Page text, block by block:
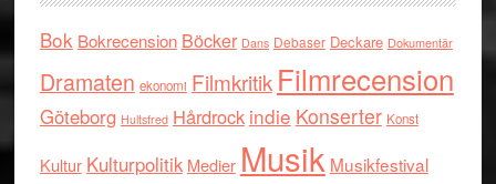
Bok Bokrecension Böcker Dans Debaser Deckare Dokumentär
Dramaten ekonomi Filmkritik Filmrecension
Göteborg Hultsfred Hårdrock indie Konserter Konst
Kultur Kulturpolitik Medier Musik Musikfestival